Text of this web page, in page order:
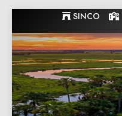
to
content
SINCO